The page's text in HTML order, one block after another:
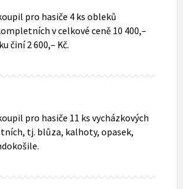
pro hasiče 4 ks obleků
v celkové ceně 10 400,–
činí 2 600,– Kč.
pro hasiče 11 ks vycházkových
tj. blůza, kalhoty, opasek,